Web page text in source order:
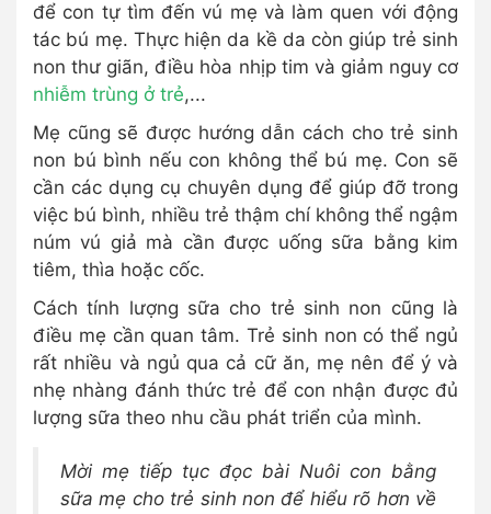
để con tự tìm đến vú mẹ và làm quen với động
tác bú mẹ. Thực hiện da kề da còn giúp trẻ sinh
non thư giãn, điều hòa nhịp tim và giảm nguy cơ
nhiễm trùng ở trẻ,...
Mẹ cũng sẽ được hướng dẫn cách cho trẻ sinh
non bú bình nếu con không thể bú mẹ. Con sẽ
cần các dụng cụ chuyên dụng để giúp đỡ trong
việc bú bình, nhiều trẻ thậm chí không thể ngậm
núm vú giả mà cần được uống sữa bằng kim
tiêm, thìa hoặc cốc.
Cách tính lượng sữa cho trẻ sinh non cũng là
điều mẹ cần quan tâm. Trẻ sinh non có thể ngủ
rất nhiều và ngủ qua cả cữ ăn, mẹ nên để ý và
nhẹ nhàng đánh thức trẻ để con nhận được đủ
lượng sữa theo nhu cầu phát triển của mình.
Mời mẹ tiếp tục đọc bài Nuôi con bằng
sữa mẹ cho trẻ sinh non để hiểu rõ hơn về